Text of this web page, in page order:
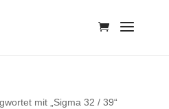
mit „Sigma 32 / 39“